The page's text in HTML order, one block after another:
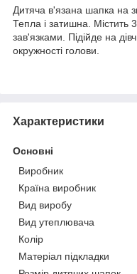
Дитяча в'язана шапка на
Тепла і затишна. Містить
зав'язками. Підійде на
окружності голови.
Характеристики
Основні
Виробник
Країна виробник
Вид виробу
Вид утеплювача
Колір
Матеріал підкладки